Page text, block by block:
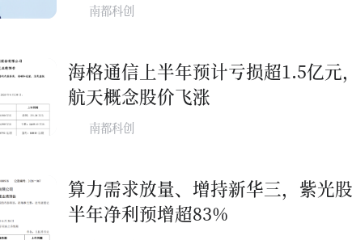
南都科创
海格通信上半年预计亏损超1.5亿元
航天概念股价飞涨
南都科创
算力需求放量、增持新华三，紫光
半年净利预增超83%